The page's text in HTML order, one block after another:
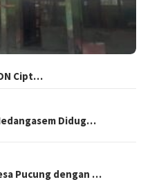
Cipt…
Didug…
Pucung dengan …